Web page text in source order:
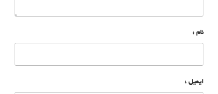
نام *
ایمیل *